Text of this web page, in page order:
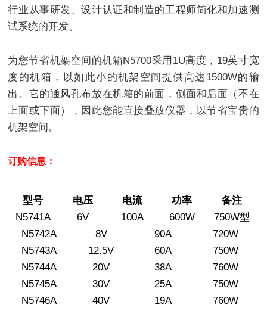
行业从事研发、设计认证和制造的工程师简化和加速测
试系统的开发。
为您节省机架空间的机箱N5700采用1U高度，19英寸宽
度的机箱，以如此小的机架空间提供高达1500W的输
出。它的通风孔布放在机箱的前面，侧面和后面（不在
上面或下面），因此您能直接叠放仪器，以节省宝贵的
机架空间。
订购信息：
型号 电压 电流 功率
备注
N5741A
6V 100A 600W
750W型
N5742A
8V 90A
720W
N5743A
12.5V 60A
750W
N5744A
20V 38A
760W
N5745A
30V 25A
750W
N5746A
40V 19A
760W